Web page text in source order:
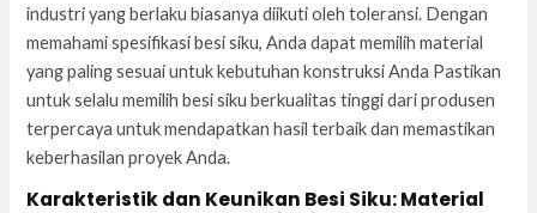
industri yang berlaku biasanya diikuti oleh toleransi. Dengan
memahami spesifikasi besi siku, Anda dapat memilih material
yang paling sesuai untuk kebutuhan konstruksi Anda Pastikan
untuk selalu memilih besi siku berkualitas tinggi dari produsen
terpercaya untuk mendapatkan hasil terbaik dan memastikan
keberhasilan proyek Anda.
Karakteristik dan Keunikan Besi Siku: Material